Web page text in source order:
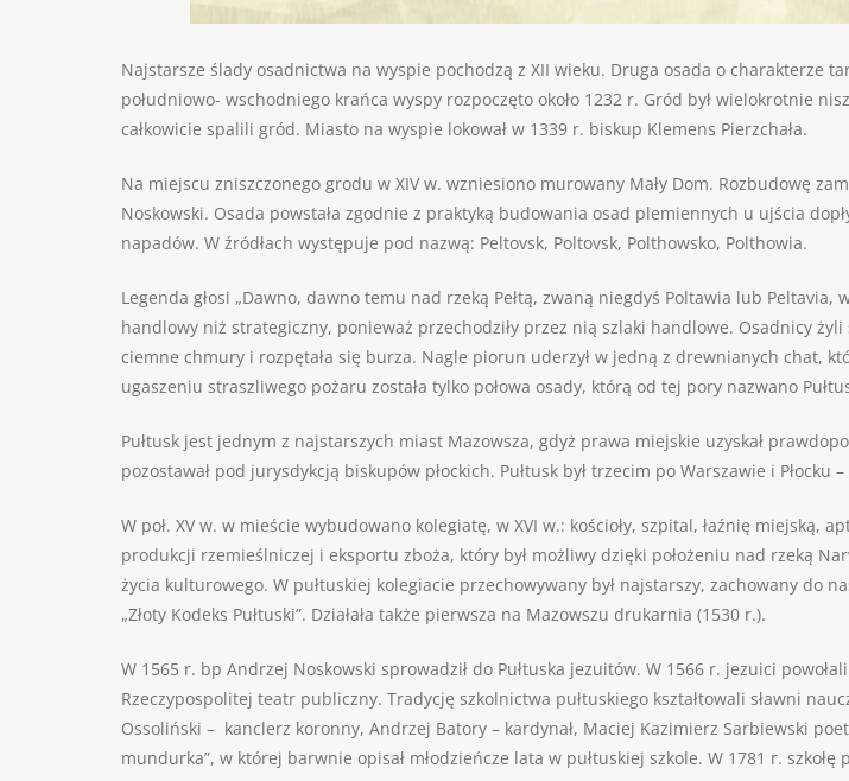
Najstarsze ślady osadnictwa na wyspie pochodzą z XII wieku. Druga osada o charakterze
południowo- wschodniego krańca wyspy rozpoczęto około 1232 r. Gród był wielokrotnie
całkowicie spalili gród. Miasto na wyspie lokował w 1339 r. biskup Klemens Pierzchała.
Na miejscu zniszczonego grodu w XIV w. wzniesiono murowany Mały Dom. Rozbudowę
Noskowski. Osada powstała zgodnie z praktyką budowania osad plemiennych u ujścia
napadów. W źródłach występuje pod nazwą: Peltovsk, Poltovsk, Polthowsko, Polthowia.
Legenda głosi „Dawno, dawno temu nad rzeką Pełtą, zwaną niegdyś Poltawia lub
handlowy niż strategiczny, ponieważ przechodziły przez nią szlaki handlowe. Osadnicy
ciemne chmury i rozpętała się burza. Nagle piorun uderzył w jedną z drewnianych chat,
ugaszeniu straszliwego pożaru została tylko połowa osady, którą od tej pory nazwano
Pułtusk jest jednym z najstarszych miast Mazowsza, gdyż prawa miejskie uzyskał
pozostawał pod jurysdykcją biskupów płockich. Pułtusk był trzecim po Warszawie i
W poł. XV w. w mieście wybudowano kolegiatę, w XVI w.: kościoły, szpital, łaźnię miejską,
produkcji rzemieślniczej i eksportu zboża, który był możliwy dzięki położeniu nad rzeką
życia kulturowego. W pułtuskiej kolegiacie przechowywany był najstarszy, zachowany do
„Złoty Kodeks Pułtuski”. Działała także pierwsza na Mazowszu drukarnia (1530 r.).
W 1565 r. bp Andrzej Noskowski sprowadził do Pułtuska jezuitów. W 1566 r. jezuici
Rzeczypospolitej teatr publiczny. Tradycję szkolnictwa pułtuskiego kształtowali sławni
Ossoliński – kanclerz koronny, Andrzej Batory – kardynał, Maciej Kazimierz Sarbiewski
mundurka”, w której barwnie opisał młodzieńcze lata w pułtuskiej szkole. W 1781 r.